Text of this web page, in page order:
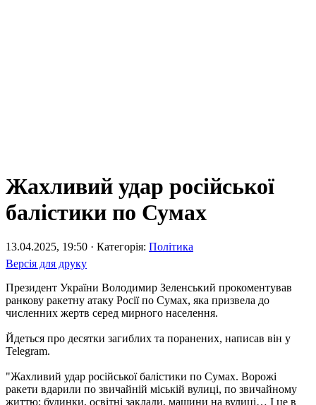
Жахливий удар російської
балістики по Сумах
13.04.2025, 19:50 · Категорія: Політика
Версія для друку
Президент України Володимир Зеленський прокоментував
ранкову ракетну атаку Росії по Сумах, яка призвела до
численних жертв серед мирного населення.
Йдеться про десятки загиблих та поранених, написав він у
Telegram.
"Жахливий удар російської балістики по Сумах. Ворожі
ракети вдарили по звичайній міській вулиці, по звичайному
життю: будинки, освітні заклади, машини на вулиці… І це в